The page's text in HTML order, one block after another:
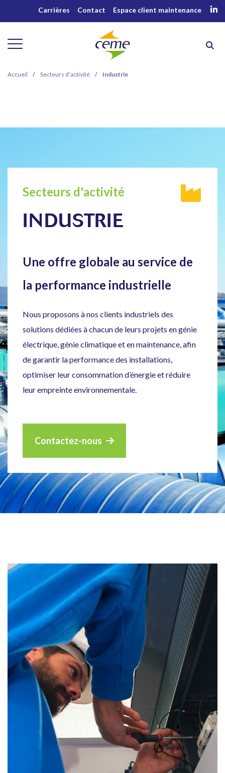
Carrières Contact Espace client maintenance
Accueil / Secteurs d’activité / Industrie
Secteurs d'activité
INDUSTRIE
Une offre globale au service de
la performance industrielle
Nous proposons à nos clients industriels des
solutions dédiées à chacun de leurs projets en génie
électrique, génie climatique et en maintenance, afin
de garantir la performance des installations,
optimiser leur consommation d’énergie et réduire
leur empreinte environnementale.
Contactez-nous